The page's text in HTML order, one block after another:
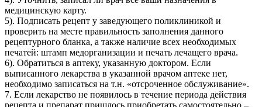
медицинскую карту.
5). Подписать рецепт у заведующего поликлиникой и
проверить на месте правильность заполнения данного
рецептурного бланка, а также наличие всех необходимых
печатей: штамп медорганизации и печать лечащего врача.
6). Обратиться в аптеку, указанную доктором. Если
выписанного лекарства в указанной врачом аптеке нет,
необходимо записаться на т.н. «отсроченное обслуживание».
7. Если лекарство не появилось в течение периода действия